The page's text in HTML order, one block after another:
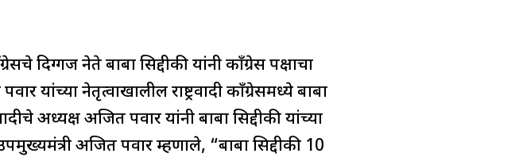
दिग्गज नेते बाबा सिद्दीकी यांनी काँग्रेस पक्षाचा
यांच्या नेतृत्वाखालील राष्ट्रवादी काँग्रेसमध्ये बाबा
अध्यक्ष अजित पवार यांनी बाबा सिद्दीकी यांच्या
अजित पवार म्हणाले, “बाबा सिद्दीकी 10